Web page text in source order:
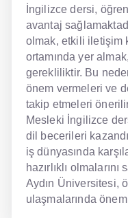
İngilizce dersi,
avantaj
olmak, etkili iletişim
ortamında yer
gerekliliktir. Bu
önem vermeleri ve
takip etmeleri
Mesleki İngilizce
dil becerileri
iş dünyasında
hazırlıklı
Aydın Üniversitesi,
ulaşmalarında